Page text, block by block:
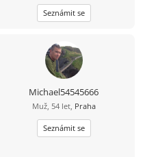
Seznámit se
Michael54545666
Muž, 54 let, Praha
Seznámit se